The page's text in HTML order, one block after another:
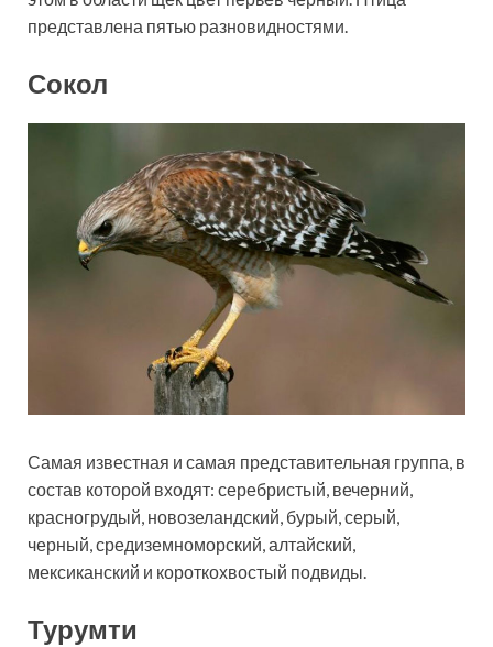
представлена пятью разновидностями.
Сокол
Самая известная и самая представительная группа, в
состав которой входят: серебристый, вечерний,
красногрудый, новозеландский, бурый, серый,
черный, средиземноморский, алтайский,
мексиканский и короткохвостый подвиды.
Турумти